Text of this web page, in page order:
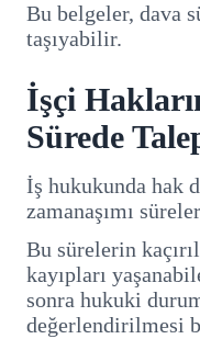
Bu belgeler, dava
taşıyabilir.
İşçi
Sürede
İş hukukunda hak
zamanaşımı
Bu sürelerin
kayıpları
sonra hukuki
değerlendirilmesi